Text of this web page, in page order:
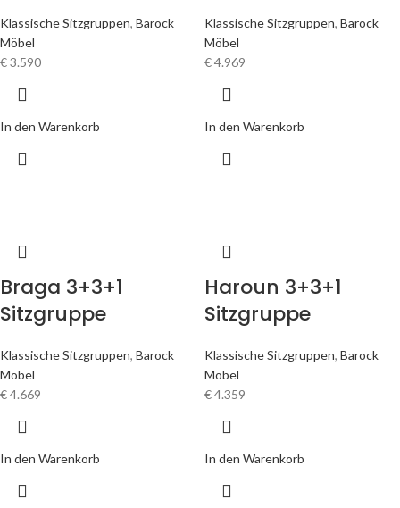
Klassische Sitzgruppen, Barock
Möbel
€3.590
In den Warenkorb
Klassische Sitzgruppen, Barock
Möbel
€4.969
In den Warenkorb
Braga 3+3+1
Sitzgruppe
Klassische Sitzgruppen, Barock
Möbel
€4.669
In den Warenkorb
Haroun 3+3+1
Sitzgruppe
Klassische Sitzgruppen, Barock
Möbel
€4.359
In den Warenkorb